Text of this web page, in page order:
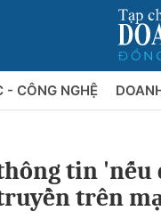
- CÔNG NGHỆ
tin
trên